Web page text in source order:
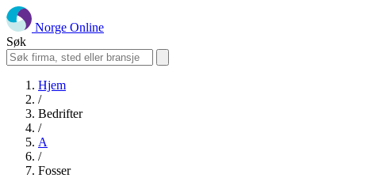
Norge Online
Søk
Hjem
/
Bedrifter
/
A
/
Fosser